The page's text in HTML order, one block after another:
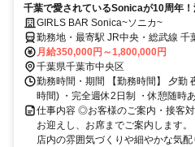
千葉で愛されているSonicaが10周年
日制で仕事ができるホールスタッフ！
GIRLS BAR Sonica~ソニカ~
勤務地・最寄駅 JR中央・総武線
葉線 千葉中央駅 京成千葉中央駅よ
駅 電車で10分 千葉市エリアを中心
ッフが多数 現在いるスタッフは千
蘇我、市原、姉ヶ崎、都賀、四街
月給350,000円～1,800,000円
千葉県千葉市中央区
勤務時間・期間 【勤務時間】 夕
時間) ・完全週休2日制 ・休憩随時
仕事内容 ◎お客様のご案内・接客
お迎えし、お席までご案内します。
店内の雰囲気づくりや細やかな気